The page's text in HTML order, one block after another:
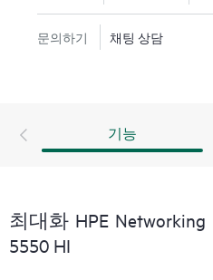
문의하기 채팅 상담
기능
최대화 HPE Networking
5550 HI